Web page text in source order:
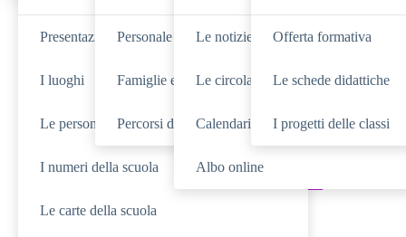
Presentazione
I luoghi
Le persone
I numeri della scuola
Le carte della scuola
Personale scolastico
Famiglie e studenti
Percorsi di studio
Le notizie
Le circolari
Calendario eventi
Albo online
Offerta formativa
Le schede didattiche
I progetti delle classi
Cerca nella sezione
Cerca tra leNOVITÀ Cerca neiSERVIZI
Cerca inTUTTO IL SITO